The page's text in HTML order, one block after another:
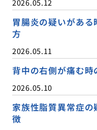
2026.05.12
胃腸炎の疑いがあ
方
2026.05.11
背中の右側が痛む
2026.05.10
家族性脂質異常症
徴